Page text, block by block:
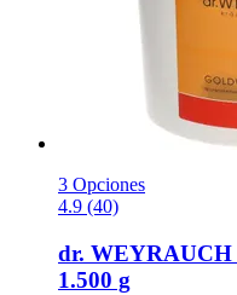
3 Opciones
4.9 (40)
dr. WEYRAUCH
1.500 g